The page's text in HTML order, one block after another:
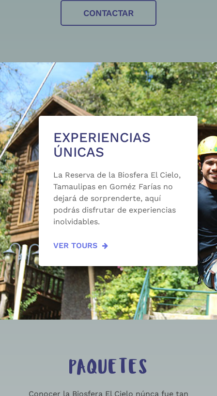
CONTACTAR
EXPERIENCIAS
ÚNICAS
La Reserva de la Biosfera El Cielo,
Tamaulipas en Goméz Farías no
dejará de sorprenderte, aquí
podrás disfrutar de experiencias
inolvidables.
VER TOURS
PAQUETES
Conocer la Biosfera El Cielo núnca fue tan